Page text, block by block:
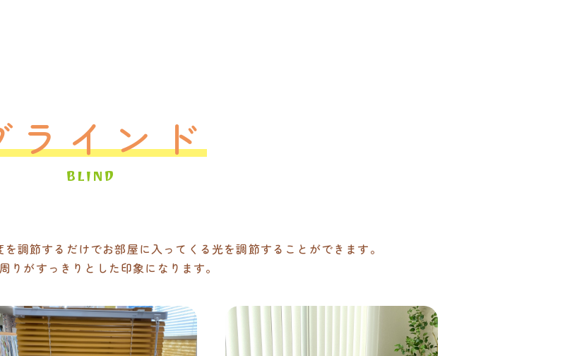
ラインド
BLIND
調節するだけでお部屋に入ってくる光を調節することができます。
りがすっきりとした印象になります。